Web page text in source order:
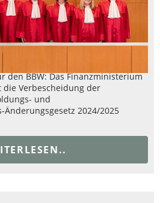
den BBW: Das Finanzministerium
Verbescheidung der
und
Änderungsgesetz 2024/2025